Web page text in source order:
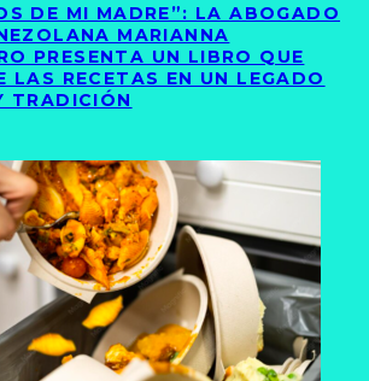
DE MI MADRE”: LA ABOGADO
MARIANNA
PRESENTA UN LIBRO QUE
LAS RECETAS EN UN LEGADO
TRADICIÓN